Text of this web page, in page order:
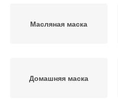
Масляная маска
Домашняя маска